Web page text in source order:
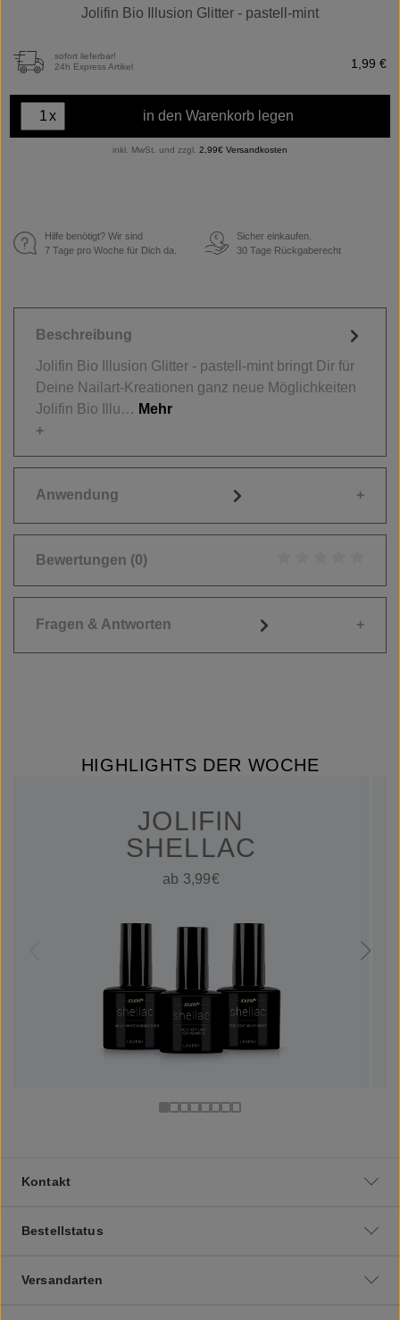
Jolifin Bio Illusion Glitter - pastell-mint
sofort lieferbar!
24h Express Artikel
1,99 €
x in den Warenkorb legen
inkl. MwSt. und zzgl. 2,99€ Versandkosten
Hilfe benötigt? Wir sind
7 Tage pro Woche für Dich da.
€
Sicher einkaufen.
30 Tage Rückgaberecht
Beschreibung
Jolifin Bio Illusion Glitter - pastell-mint bringt Dir für
Deine Nailart-Kreationen ganz neue Möglichkeiten
Jolifin Bio Illu… Mehr
Anwendung
Bewertungen (0)
Fragen & Antworten
HIGHLIGHTS DER WOCHE
JOLIFIN
SHELLAC
ab 3,99€
Kontakt
Bestellstatus
Versandarten